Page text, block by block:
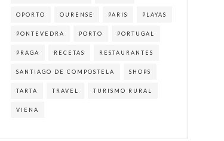
OPORTO OURENSE PARIS PLAYAS
PONTEVEDRA PORTO PORTUGAL
PRAGA RECETAS RESTAURANTES
SANTIAGO DE COMPOSTELA SHOPS
TARTA TRAVEL TURISMO RURAL
VIENA